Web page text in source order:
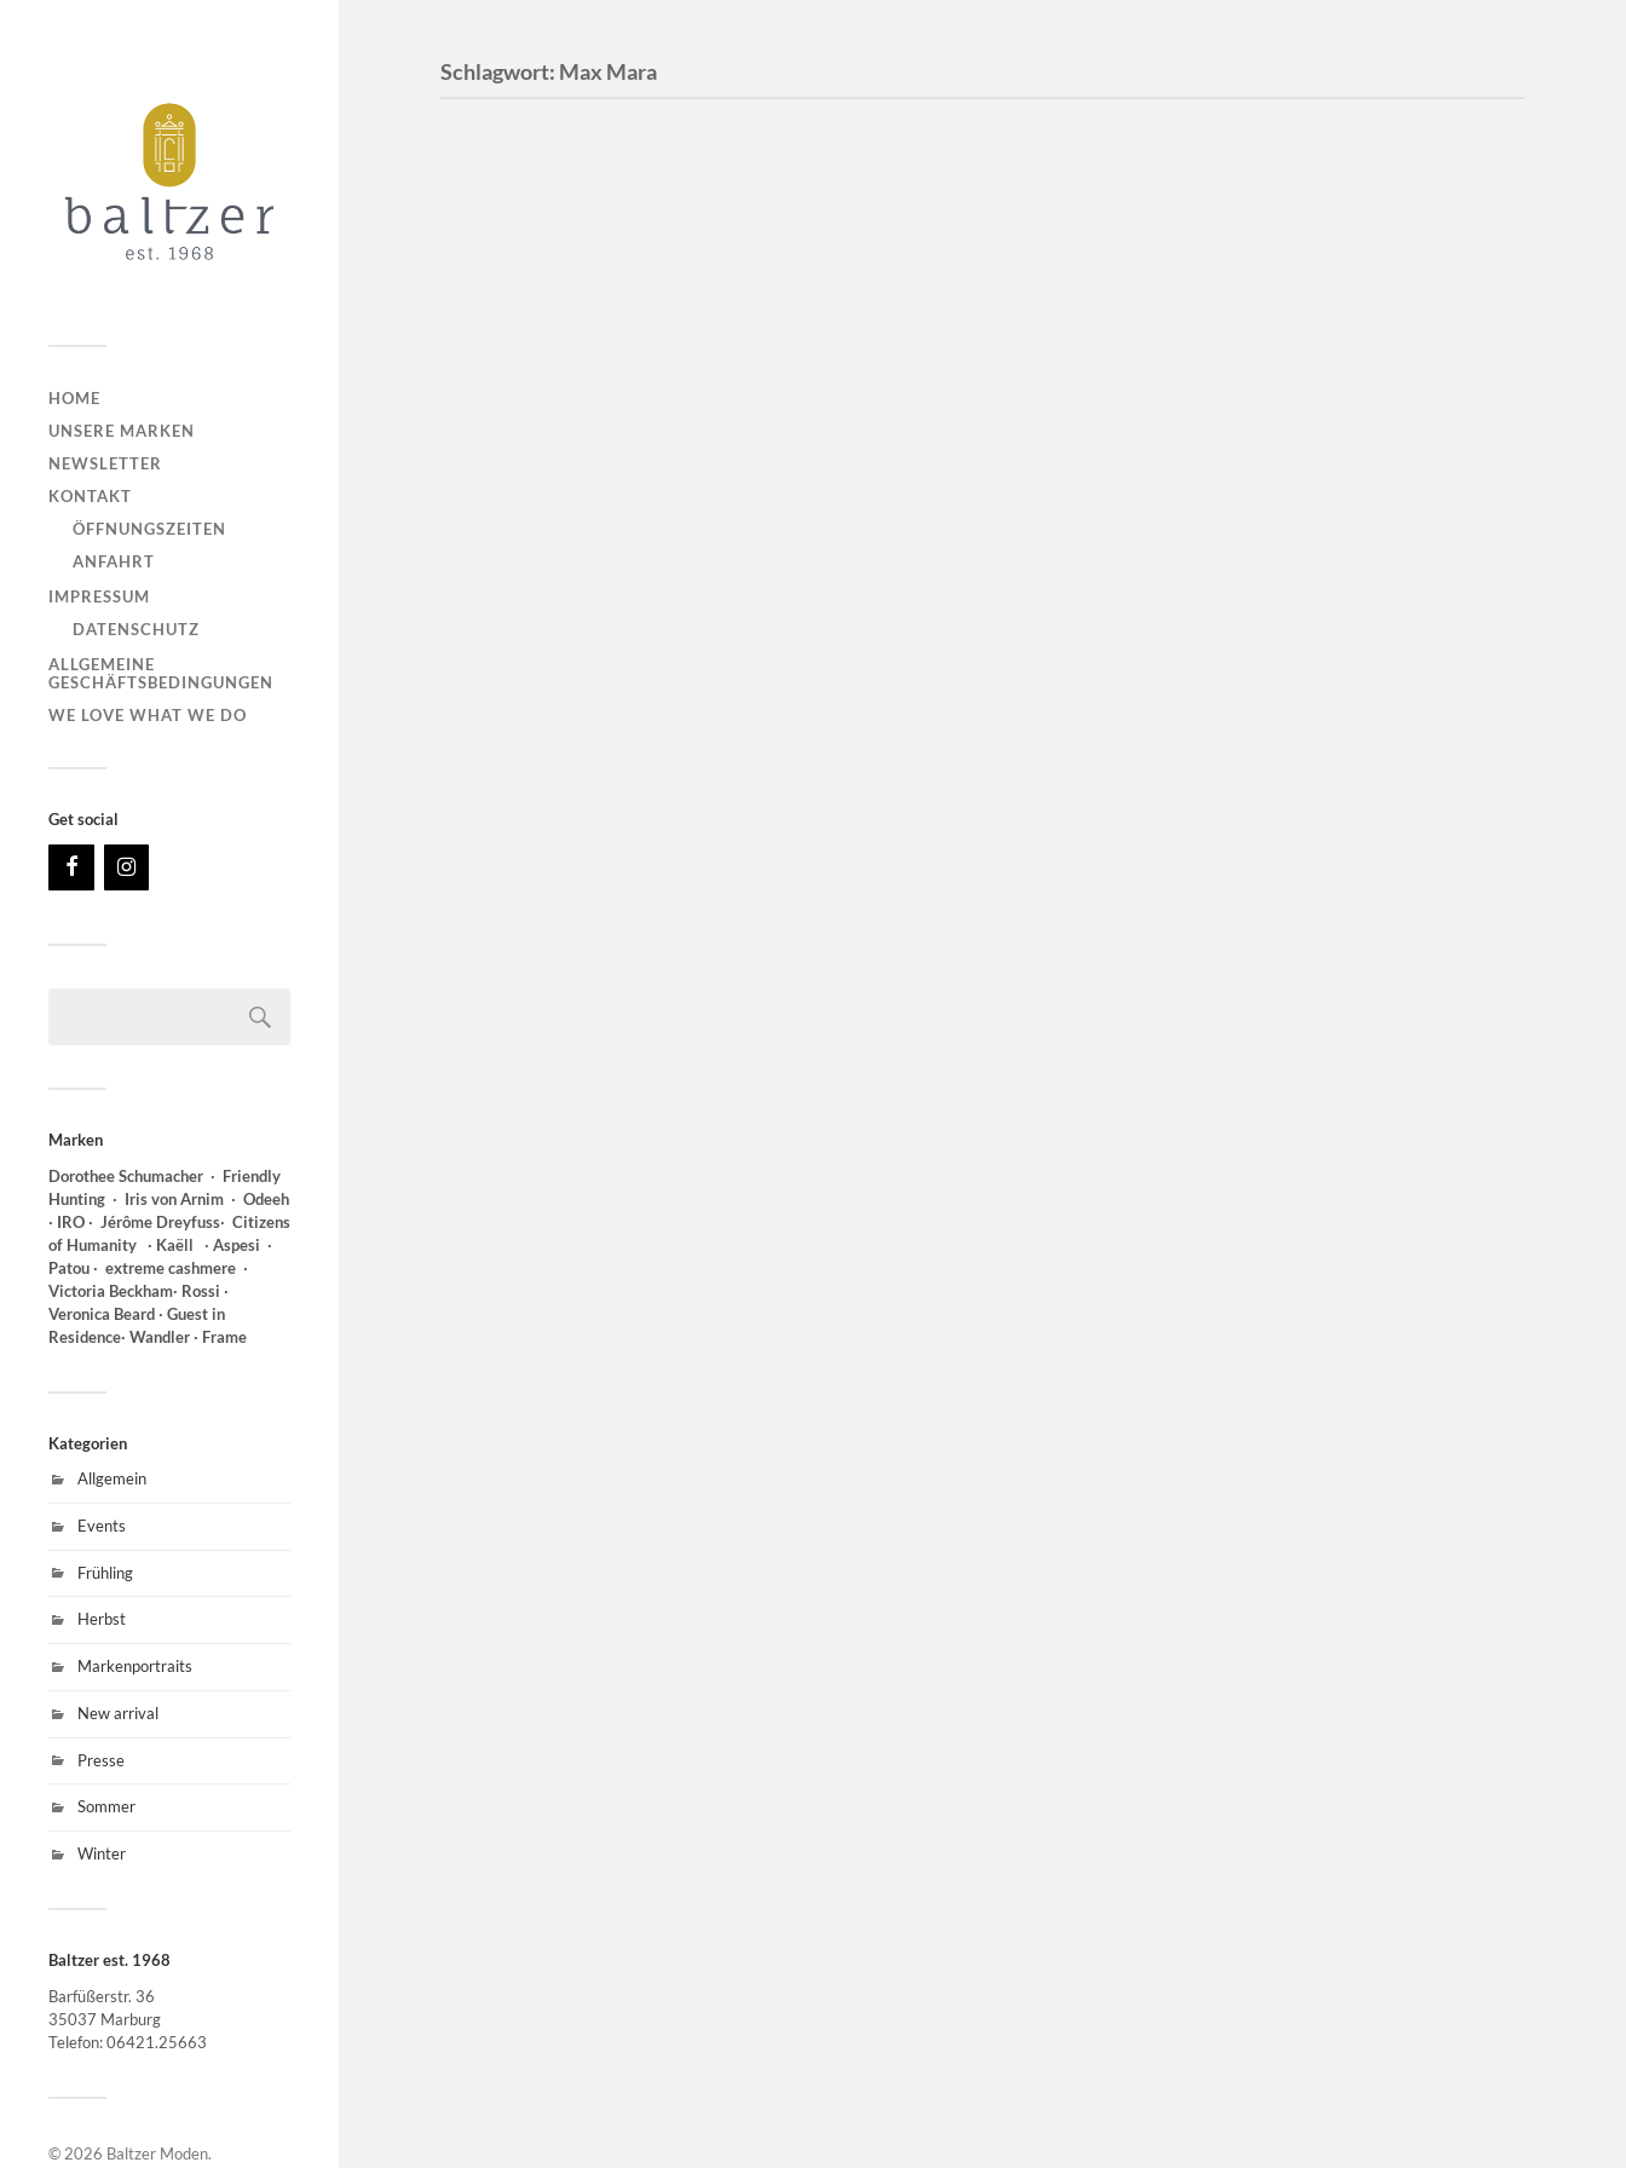
HOME
UNSERE MARKEN
NEWSLETTER
KONTAKT
ÖFFNUNGSZEITEN
ANFAHRT
IMPRESSUM
DATENSCHUTZ
ALLGEMEINE
GESCHÄFTSBEDINGUNGEN
WE LOVE WHAT WE DO
Get social
Marken
Dorothee Schumacher ∙ Friendly
Hunting ∙ Iris von Arnim ∙ Odeeh
∙ IRO ∙ Jérôme Dreyfuss∙ Citizens
of Humanity ∙ Kaëll ∙ Aspesi ∙
Patou ∙ extreme cashmere ∙
Victoria Beckham∙ Rossi ∙
Veronica Beard ∙ Guest in
Residence∙ Wandler ∙ Frame
Kategorien
Allgemein
Events
Frühling
Herbst
Markenportraits
New arrival
Presse
Sommer
Winter
Baltzer est. 1968
Barfüßerstr. 36
35037 Marburg
Telefon: 06421.25663
© 2026 Baltzer Moden.
Schlagwort: Max Mara